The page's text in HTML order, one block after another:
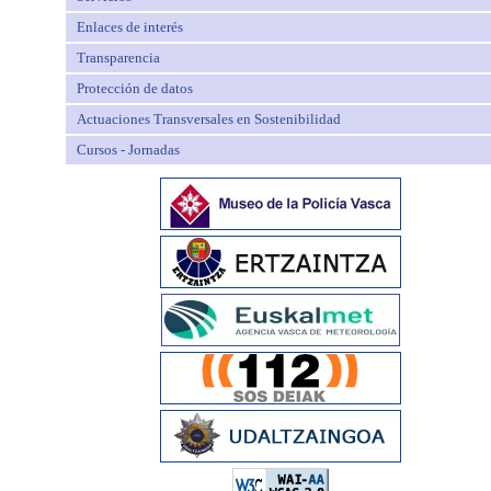
Enlaces de interés
Transparencia
Protección de datos
Actuaciones Transversales en Sostenibilidad
Cursos - Jornadas